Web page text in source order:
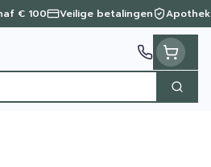
€ 100 Veilige betalingen
Zoek